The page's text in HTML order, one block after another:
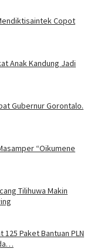
Copot
Anak Kandung Jadi
Gubernur Gorontalo.
“Oikumene
Tilihuwa Makin
Paket Bantuan PLN